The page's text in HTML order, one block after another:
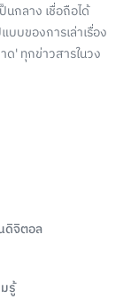
นกลาง เชื่อถือได้
บบของการเล่าเรื่อง
ด' ทุกข่าวสารในวง
ดิจิตอล
รู้